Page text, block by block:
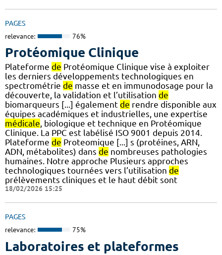
PAGES
relevance: 76%
Protéomique Clinique
Plateforme de Protéomique Clinique vise à exploiter
les derniers développements technologiques en
spectrométrie de masse et en immunodosage pour la
découverte, la validation et l’utilisation de
biomarqueurs [...] également de rendre disponible aux
équipes académiques et industrielles, une expertise
médicale, biologique et technique en Protéomique
Clinique. La PPC est labélisé ISO 9001 depuis 2014.
Plateforme de Proteomique [...] s (protéines, ARN,
ADN, métabolites) dans de nombreuses pathologies
humaines. Notre approche Plusieurs approches
technologiques tournées vers l’utilisation de
prélèvements cliniques et le haut débit sont
18/02/2026 15:25
PAGES
relevance: 75%
Laboratoires et plateformes